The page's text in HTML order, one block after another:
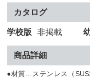
カタログ
学校版 非掲載
商品詳細
●材質…ステンレス（